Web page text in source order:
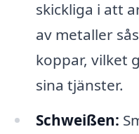
skickliga i att
av metaller
koppar, vilket
sina tjänster.
Schweißen: